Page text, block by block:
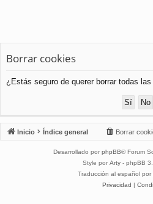
Borrar cookies
¿Estás seguro de querer borrar todas
Inicio Índice general Borrar
Desarrollado por phpBB® Forum
Style por Arty - phpBB
Traducción al español por
Privacidad |